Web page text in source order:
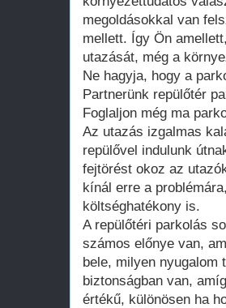
megoldásokkal van
mellett. Így Ön
utazását, még a
Ne hagyja, hogy a
Partnerünk repülőtér
Foglaljon még ma
Az utazás izgalmas
repülővel indulunk
fejtörést okoz az
kínál erre a
költséghatékony is.
A repülőtéri parkolás
számos előnye van,
bele, milyen nyugalom
biztonságban van,
értékű, különösen ha